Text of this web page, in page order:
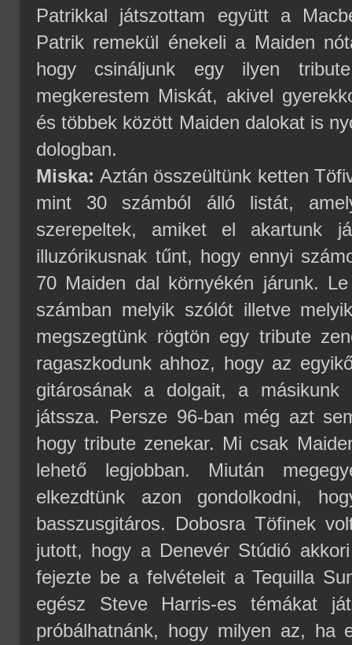
Patrikkal játszottam együtt a
Patrik remekül énekeli a Maiden
hogy csináljunk egy ilyen
megkerestem Miskát, akivel
és többek között Maiden dalokat is
dologban.
Miska: Aztán összeültünk ketten
mint 30 számból álló listát,
szerepeltek, amiket el akartunk
illuzórikusnak tűnt, hogy ennyi
70 Maiden dal környékén járunk.
számban melyik szólót illetve
megszegtünk rögtön egy tribute
ragaszkodunk ahhoz, hogy az
gitárosának a dolgait, a
játssza. Persze 96-ban még azt
hogy tribute zenekar. Mi csak
lehető legjobban. Miután
elkezdtünk azon gondolkodni,
basszusgitáros. Dobosra Töfinek
jutott, hogy a Denevér Stúdió
fejezte be a felvételeit a Tequilla
egész Steve Harris-es témákat
próbálhatnánk, hogy milyen az, ha